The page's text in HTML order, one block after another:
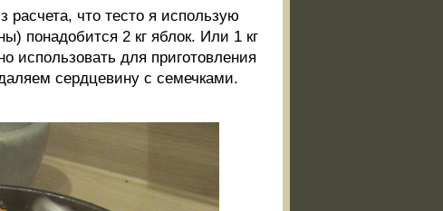
расчета, что тесто я использую
понадобится 2 кг яблок. Или 1 кг
использовать для приготовления
сердцевину с семечками.